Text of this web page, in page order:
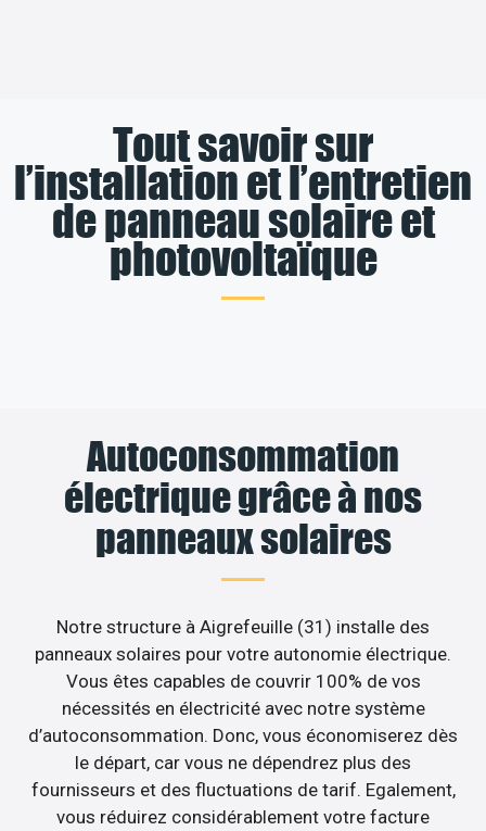
Tout savoir sur
l’installation et l’entretien
de panneau solaire et
photovoltaïque
Autoconsommation
électrique grâce à nos
panneaux solaires
Notre structure à Aigrefeuille (31) installe des
panneaux solaires pour votre autonomie électrique.
Vous êtes capables de couvrir 100% de vos
nécessités en électricité avec notre système
d’autoconsommation. Donc, vous économiserez dès
le départ, car vous ne dépendrez plus des
fournisseurs et des fluctuations de tarif. Egalement,
vous réduirez considérablement votre facture